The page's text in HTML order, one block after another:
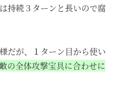
持続３ターンと長いので腐
だが、１ターン目から使い
の全体攻撃宝具に合わせに